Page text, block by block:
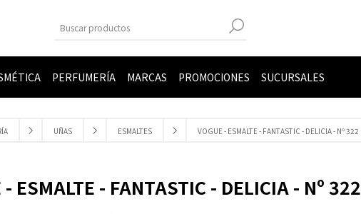
PERFUMERÍA MARCAS PROMOCIONES SUCURSALES
UÑAS ESMALTES VOGUE - ESMALTE - FANTASTIC - DELICIA - Nº 322
- ESMALTE - FANTASTIC - DELICIA - Nº 322